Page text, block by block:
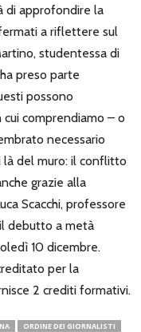
di approfondire la
a riflettere sul
studentessa di
preso parte
possono
comprendiamo – o
necessario
del muro: il conflitto
grazie alla
Scacchi, professore
debutto a metà
10 dicembre.
per la
2 crediti formativi.
ORDINE DEI GIORNALISTI